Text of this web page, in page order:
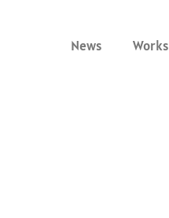
News Works